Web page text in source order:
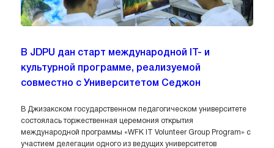
В JDPU дан старт международной IT- и
культурной программе, реализуемой
совместно с Университетом Седжон
В Джизакском государственном педагогическом университете
состоялась торжественная церемония открытия
международной программы «WFK IT Volunteer Group Program» с
участием делегации одного из ведущих университетов